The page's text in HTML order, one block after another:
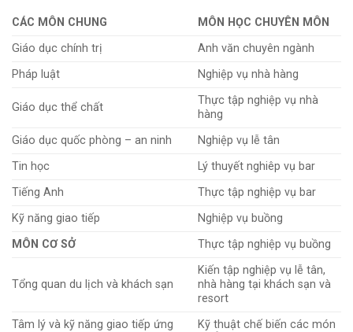
CÁC MÔN CHUNG
MÔN HỌC CHUYÊN MÔN
Giáo dục chính trị
Anh văn chuyên ngành
Pháp luật
Nghiệp vụ nhà hàng
Giáo dục thể chất
Thực tập nghiệp vụ nhà
hàng
Giáo dục quốc phòng – an ninh
Nghiệp vụ lễ tân
Tin học
Lý thuyết nghiêp vụ bar
Tiếng Anh
Thực tập nghiệp vụ bar
Kỹ năng giao tiếp
Nghiệp vụ buồng
MÔN CƠ SỞ
Thực tập nghiệp vụ buồng
Tổng quan du lịch và khách sạn
Kiến tập nghiệp vụ lễ tân,
nhà hàng tại khách sạn và
resort
Tâm lý và kỹ năng giao tiếp ứng
Kỹ thuật chế biến các món